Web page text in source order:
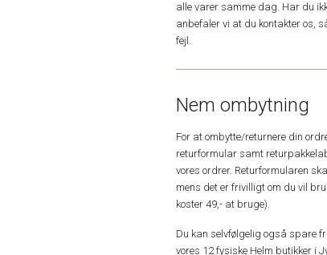
alle varer samme dag. Har du
anbefaler vi at du kontakter os,
fejl.
Nem ombytning
For at ombytte/returnere din
returformular samt
vores ordrer. Returformularen
mens det er frivilligt om du vil
koster 49,- at bruge).
Du kan selvfølgelig også spare
vores 12 fysiske Helm butikker i